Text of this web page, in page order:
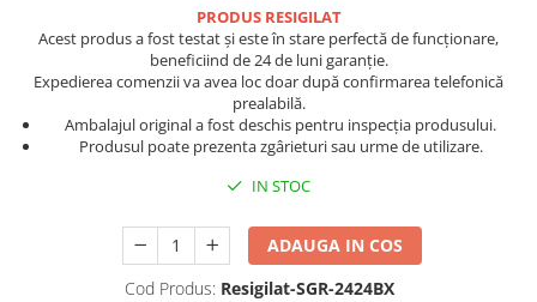
Masini de spalat vase incorporabile
Plite
Incorporabile
Vitrine frigorifice
Accesorii aspiratoare
Aparate de bucatarie
PRODUS RESIGILAT
Acest produs a fost testat și este în stare perfectă de funcționare,
beneficiind de 24 de luni garanție.
Expedierea comenzii va avea loc doar după confirmarea telefonică
prealabilă.
Ambalajul original a fost deschis pentru inspecția produsului.
Produsul poate prezenta zgârieturi sau urme de utilizare.
IN STOC
ADAUGA IN COS
Cod Produs: Resigilat-SGR-2424BX